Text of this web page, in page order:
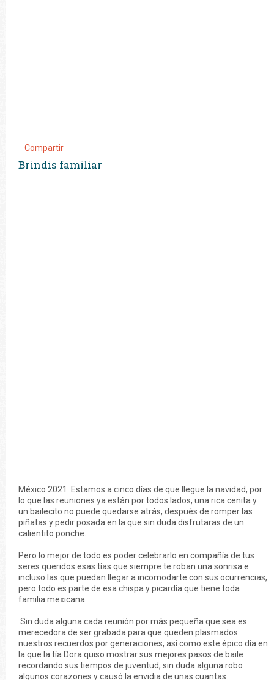
Compartir
Brindis familiar
México 2021. Estamos a cinco días de que llegue la navidad, por
lo que las reuniones ya están por todos lados, una rica cenita y
un bailecito no puede quedarse atrás, después de romper las
piñatas y pedir posada en la que sin duda disfrutaras de un
calientito ponche.
Pero lo mejor de todo es poder celebrarlo en compañía de tus
seres queridos esas tías que siempre te roban una sonrisa e
incluso las que puedan llegar a incomodarte con sus ocurrencias,
pero todo es parte de esa chispa y picardía que tiene toda
familia mexicana.
Sin duda alguna cada reunión por más pequeña que sea es
merecedora de ser grabada para que queden plasmados
nuestros recuerdos por generaciones, así como este épico día en
la que la tía Dora quiso mostrar sus mejores pasos de baile
recordando sus tiempos de juventud, sin duda alguna robo
algunos corazones y causó la envidia de unas cuantas